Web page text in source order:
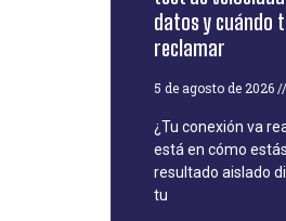
datos y cuándo
reclamar
5 de agosto de 2026
¿Tu conexión va
está en cómo
resultado aislado
tu